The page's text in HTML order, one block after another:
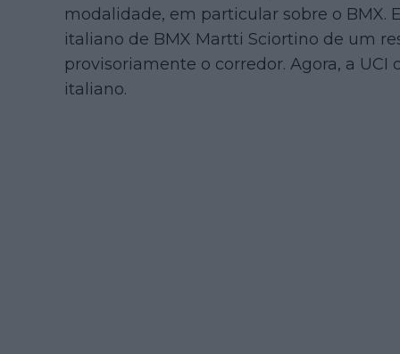
modalidade, em particular sobre o BMX.
italiano de BMX Martti Sciortino de um
provisoriamente o corredor. Agora, a UCI
italiano.